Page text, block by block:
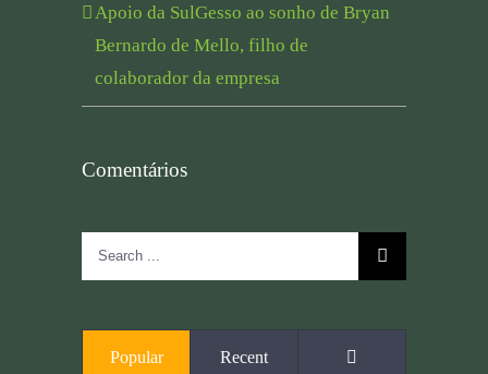
Apoio da SulGesso ao sonho de Bryan
Bernardo de Mello, filho de
colaborador da empresa
Comentários
Search
for:
Popular Recent